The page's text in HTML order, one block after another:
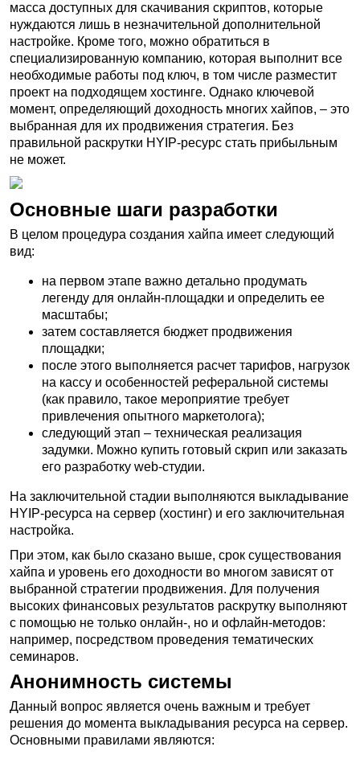
масса доступных для скачивания скриптов, которые
нуждаются лишь в незначительной дополнительной
настройке. Кроме того, можно обратиться в
специализированную компанию, которая выполнит все
необходимые работы под ключ, в том числе разместит
проект на подходящем хостинге. Однако ключевой
момент, определяющий доходность многих хайпов, – это
выбранная для их продвижения стратегия. Без
правильной раскрутки HYIP-ресурс стать прибыльным
не может.
Основные шаги разработки
В целом процедура создания хайпа имеет следующий
вид:
на первом этапе важно детально продумать
легенду для онлайн-площадки и определить ее
масштабы;
затем составляется бюджет продвижения
площадки;
после этого выполняется расчет тарифов, нагрузок
на кассу и особенностей реферальной системы
(как правило, такое мероприятие требует
привлечения опытного маркетолога);
следующий этап – техническая реализация
задумки. Можно купить готовый скрип или заказать
его разработку web-студии.
На заключительной стадии выполняются выкладывание
HYIP-ресурса на сервер (хостинг) и его заключительная
настройка.
При этом, как было сказано выше, срок существования
хайпа и уровень его доходности во многом зависят от
выбранной стратегии продвижения. Для получения
высоких финансовых результатов раскрутку выполняют
с помощью не только онлайн-, но и офлайн-методов:
например, посредством проведения тематических
семинаров.
Анонимность системы
Данный вопрос является очень важным и требует
решения до момента выкладывания ресурса на сервер.
Основными правилами являются: